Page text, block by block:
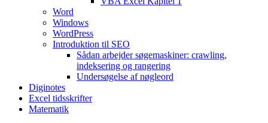
Word
Windows
WordPress
Introduktion til SEO
Sådan arbejder søgemaskiner: crawling,
indeksering og rangering
Undersøgelse af nøgleord
Diginotes
Excel tidsskrifter
Matematik